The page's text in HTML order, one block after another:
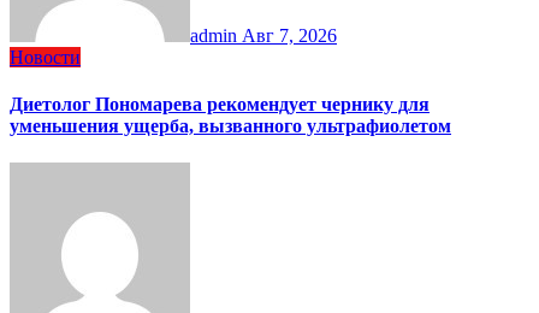
admin Авг 7, 2026
Новости
Диетолог Пономарева рекомендует чернику для
уменьшения ущерба, вызванного ультрафиолетом